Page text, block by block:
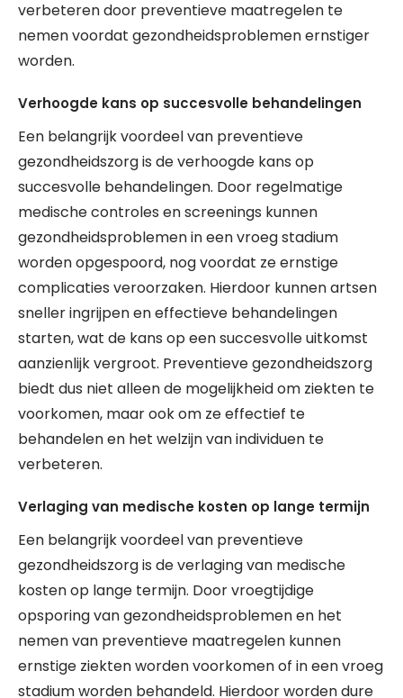
verbeteren door preventieve maatregelen te
nemen voordat gezondheidsproblemen ernstiger
worden.
Verhoogde kans op succesvolle behandelingen
Een belangrijk voordeel van preventieve
gezondheidszorg is de verhoogde kans op
succesvolle behandelingen. Door regelmatige
medische controles en screenings kunnen
gezondheidsproblemen in een vroeg stadium
worden opgespoord, nog voordat ze ernstige
complicaties veroorzaken. Hierdoor kunnen artsen
sneller ingrijpen en effectieve behandelingen
starten, wat de kans op een succesvolle uitkomst
aanzienlijk vergroot. Preventieve gezondheidszorg
biedt dus niet alleen de mogelijkheid om ziekten te
voorkomen, maar ook om ze effectief te
behandelen en het welzijn van individuen te
verbeteren.
Verlaging van medische kosten op lange termijn
Een belangrijk voordeel van preventieve
gezondheidszorg is de verlaging van medische
kosten op lange termijn. Door vroegtijdige
opsporing van gezondheidsproblemen en het
nemen van preventieve maatregelen kunnen
ernstige ziekten worden voorkomen of in een vroeg
stadium worden behandeld. Hierdoor worden dure